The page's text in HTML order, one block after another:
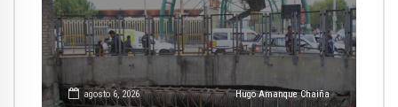
agosto 6, 2026 Hugo Amanque Chaiña